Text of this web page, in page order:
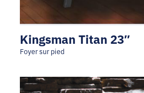
Kingsman Titan 23″
Foyer sur pied